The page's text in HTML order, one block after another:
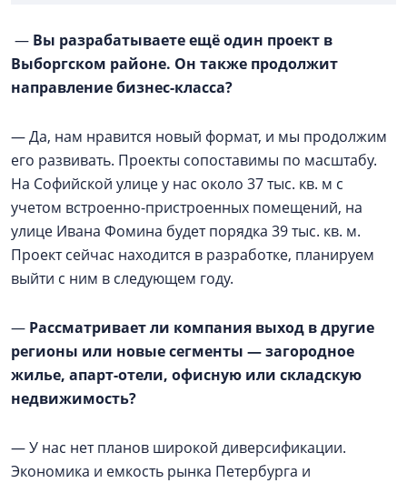
— Вы разрабатываете ещё один проект в
Выборгском районе. Он также продолжит
направление бизнес-класса?
— Да, нам нравится новый формат, и мы продолжим
его развивать. Проекты сопоставимы по масштабу.
На Софийской улице у нас около 37 тыс. кв. м с
учетом встроенно-пристроенных помещений, на
улице Ивана Фомина будет порядка 39 тыс. кв. м.
Проект сейчас находится в разработке, планируем
выйти с ним в следующем году.
— Рассматривает ли компания выход в другие
регионы или новые сегменты — загородное
жилье, апарт-отели, офисную или складскую
недвижимость?
— У нас нет планов широкой диверсификации.
Экономика и емкость рынка Петербурга и